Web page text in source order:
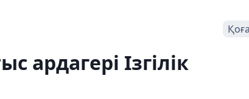
ардагері Ізгілік